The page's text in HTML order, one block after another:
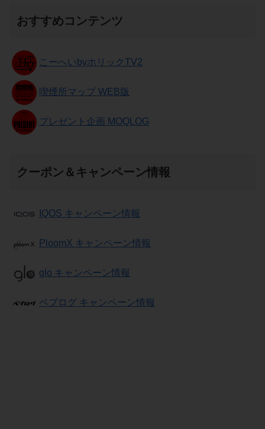
おすすめコンテンツ
こーへいbyホリックTV2
喫煙所マップ WEB版
プレゼント企画 MOQLOG
クーポン＆キャンペーン情報
IQOS キャンペーン情報
PloomX キャンペーン情報
glo キャンペーン情報
ベプログ キャンペーン情報